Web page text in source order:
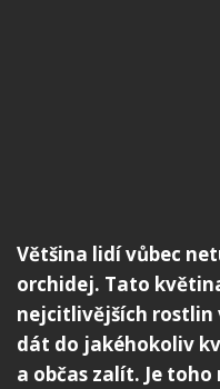
Většina lidí vůbec
orchidej. Tato
nejcitlivějších rostlin
dát do jakéhokoliv
a občas zalít. Je